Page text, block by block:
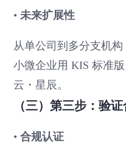
• 未来扩展性
从单公司到多分支机
小微企业用 KIS 标准
云・星辰。
（三）第三步：验
•合规认证